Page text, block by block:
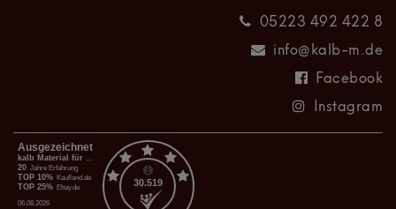
05223 492 422 8
info@kalb-m.de
Facebook
Instagram